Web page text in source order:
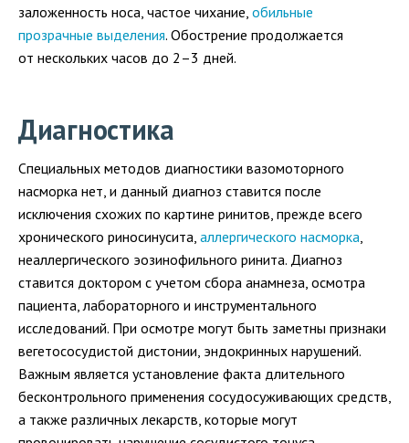
заложенность носа, частое чихание, обильные
прозрачные выделения. Обострение продолжается
от нескольких часов до 2–3 дней.
Диагностика
Специальных методов диагностики вазомоторного
насморка нет, и данный диагноз ставится после
исключения схожих по картине ринитов, прежде всего
хронического риносинусита, аллергического насморка
неаллергического эозинофильного ринита. Диагноз
ставится доктором с учетом сбора анамнеза, осмотра
пациента, лабораторного и инструментального
исследований. При осмотре могут быть заметны признаки
вегетососудистой дистонии, эндокринных нарушений.
Важным является установление факта длительного
бесконтрольного применения сосудосуживающих средств,
а также различных лекарств, которые могут